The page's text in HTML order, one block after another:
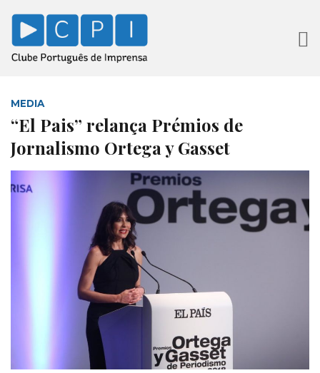
MEDIA
“El Pais” relança Prémios de
Jornalismo Ortega y Gasset